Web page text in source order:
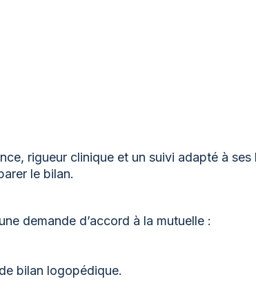
rigueur clinique et un suivi adapté à ses
le bilan.
demande d’accord à la mutuelle :
bilan logopédique.